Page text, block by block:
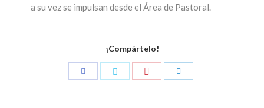
a su vez se impulsan desde el Área de Pastoral.
¡Compártelo!
Compartir Compartir Compartir